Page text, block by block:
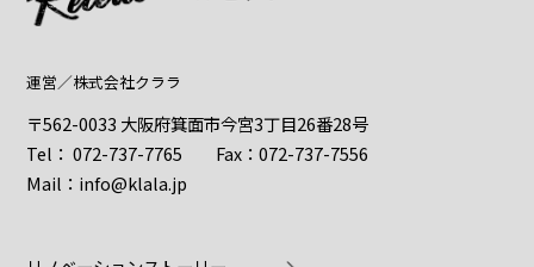
運営／株式会社クララ
〒562-0033 大阪府箕面市今宮3丁目26番28号
Tel：072-737-7765 Fax：072-737-7556
Mail： info@klala.jp